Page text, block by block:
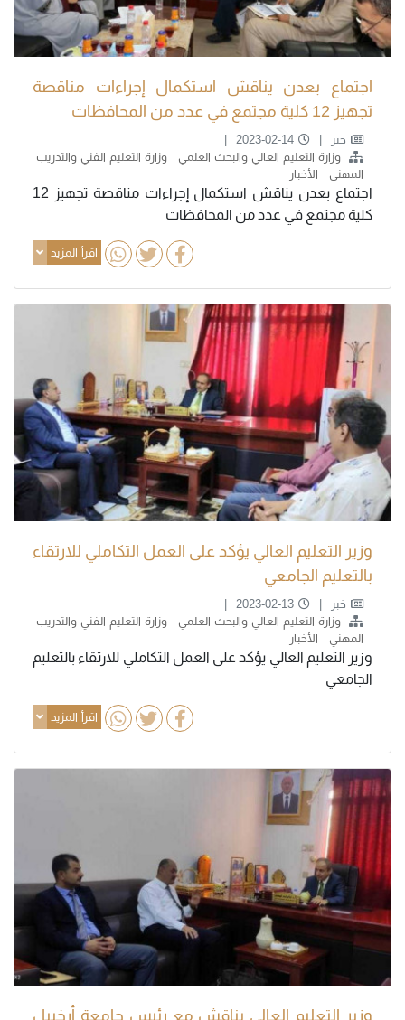
اجتماع بعدن يناقش استكمال إجراءات مناقصة
تجهيز 12 كلية مجتمع في عدد من المحافظات
خبر
2023-02-14
وزارة التعليم العالي والبحث العلمي
وزارة التعليم الفني والتدريب
المهني
الأخبار
اجتماع بعدن يناقش استكمال إجراءات مناقصة تجهيز 12
كلية مجتمع في عدد من المحافظات
اقرأ المزيد
وزير التعليم العالي يؤكد على العمل التكاملي للارتقاء
بالتعليم الجامعي
خبر
2023-02-13
وزارة التعليم العالي والبحث العلمي
وزارة التعليم الفني والتدريب
المهني
الأخبار
وزير التعليم العالي يؤكد على العمل التكاملي للارتقاء بالتعليم
الجامعي
اقرأ المزيد
وزير التعليم العالي يناقش مع رئيس جامعة أرخبيل